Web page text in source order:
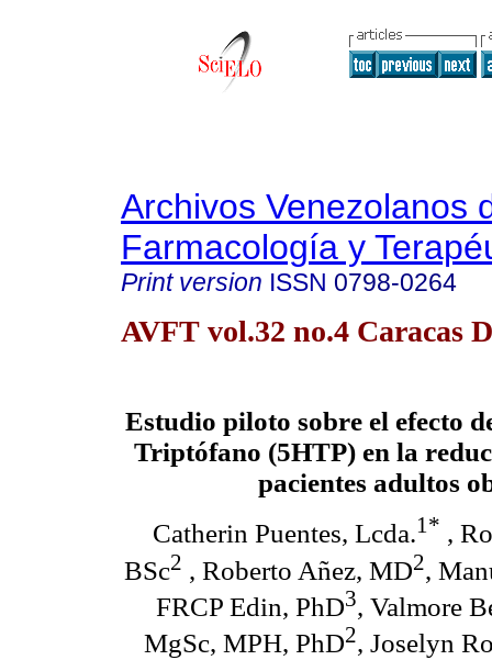
Archivos Venezolanos
Farmacología y
Print version ISSN 0798-0264
AVFT vol.32 no.4 Caracas
Estudio piloto sobre el efecto
Triptófano (5HTP) en la
pacientes adultos
Catherin Puentes, Lcda.1* ,
BSc2 , Roberto Añez, MD2,
FRCP Edin, PhD3, Valmore
MgSc, MPH, PhD2, Joselyn